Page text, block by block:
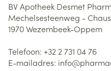
BV Apotheek Desmet
Mechelsesteenweg -
1970Wezembeek-Oppem
Telefoon: +32 2 731 04 76
E-mailadres: info@